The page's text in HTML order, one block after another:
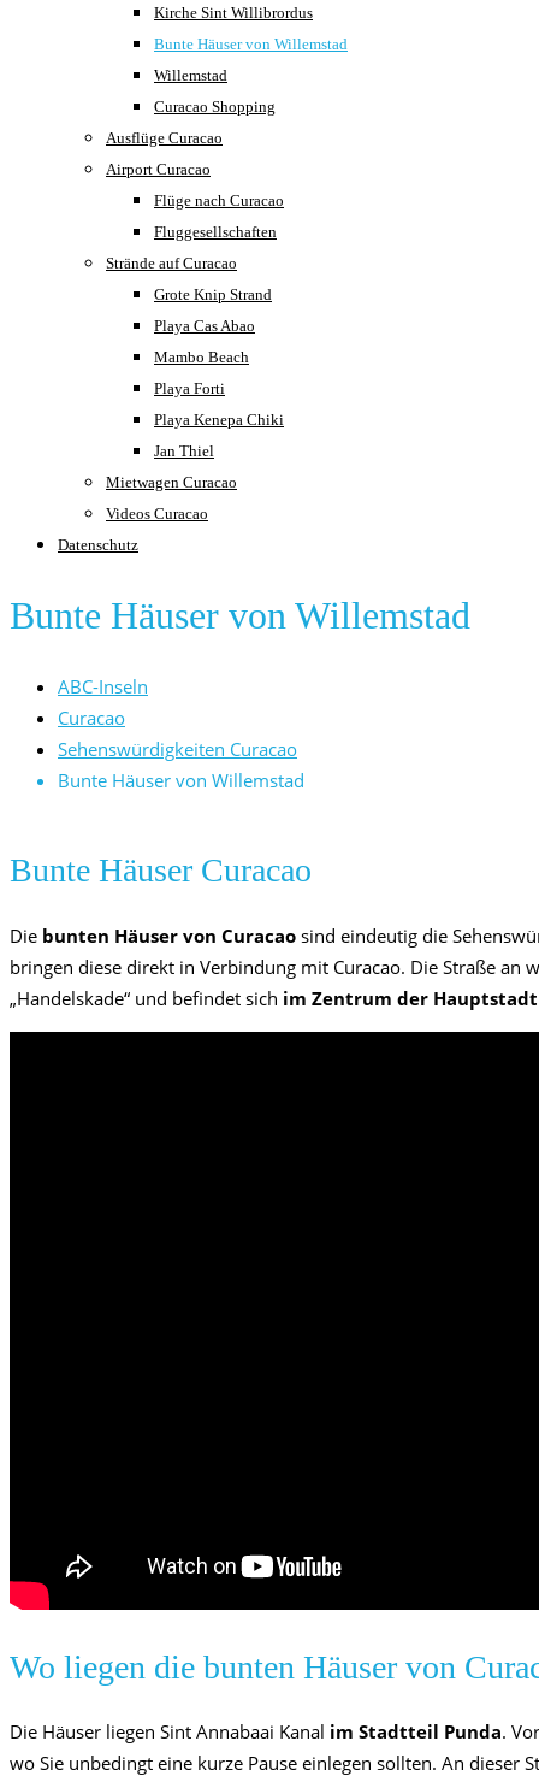
Kirche Sint Willibrordus
Bunte Häuser von Willemstad
Willemstad
Curacao Shopping
Ausflüge Curacao
Airport Curacao
Flüge nach Curacao
Fluggesellschaften
Strände auf Curacao
Grote Knip Strand
Playa Cas Abao
Mambo Beach
Playa Forti
Playa Kenepa Chiki
Jan Thiel
Mietwagen Curacao
Videos Curacao
Datenschutz
Bunte Häuser von Willemstad
ABC-Inseln
Curacao
Sehenswürdigkeiten Curacao
Bunte Häuser von Willemstad
Bunte Häuser Curacao
Die bunten Häuser von Curacao sind eindeutig die
bringen diese direkt in Verbindung mit Curacao. Die Straße an
„Handelskade“ und befindet sich im Zentrum der Hauptstadt
Wo liegen die bunten Häuser von
Die Häuser liegen Sint Annabaai Kanal im Stadtteil Punda.
wo Sie unbedingt eine kurze Pause einlegen sollten. An dieser